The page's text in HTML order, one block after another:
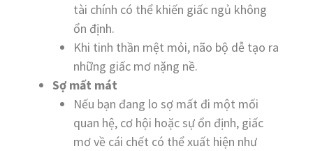
tài chính có thể khiến giấc ngủ không
ổn định.
Khi tinh thần mệt mỏi, não bộ dễ tạo ra
những giấc mơ nặng nề.
Sợ mất mát
Nếu bạn đang lo sợ mất đi một mối
quan hệ, cơ hội hoặc sự ổn định, giấc
mơ về cái chết có thể xuất hiện như